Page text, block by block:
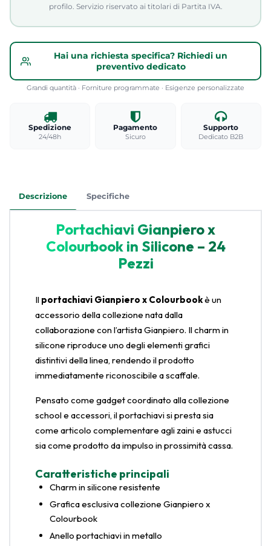
profilo. Servizio riservato ai titolari di Partita IVA.
Hai una richiesta specifica? Richiedi un
preventivo dedicato
Grandi quantità · Forniture programmate · Esigenze personalizzate
Spedizione
24/48h
Pagamento
Sicuro
Supporto
Dedicato B2B
Descrizione Specifiche
Portachiavi Gianpiero x
Colourbook in Silicone – 24
Pezzi
Il portachiavi Gianpiero x Colourbookè un
accessorio della collezione nata dalla
collaborazione con l’artista Gianpiero. Il charm in
silicone riproduce uno degli elementi grafici
distintivi della linea, rendendo il prodotto
immediatamente riconoscibile a scaffale.
Pensato come gadget coordinato alla collezione
school e accessori, il portachiavi si presta sia
come articolo complementare agli zaini e astucci
sia come prodotto da impulso in prossimità cassa.
Caratteristiche principali
Charm in silicone resistente
Grafica esclusiva collezione Gianpiero x
Colourbook
Anello portachiavi in metallo